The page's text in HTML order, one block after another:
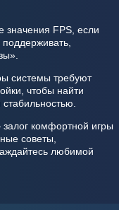
значения FPS, если
системы требуют
чтобы найти
комфортной игры
советы,
любимой